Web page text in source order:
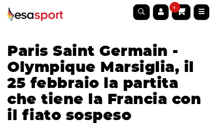
0
Paris Saint Germain -
Olympique Marsiglia, il
25 febbraio la partita
che tiene la Francia con
il fiato sospeso